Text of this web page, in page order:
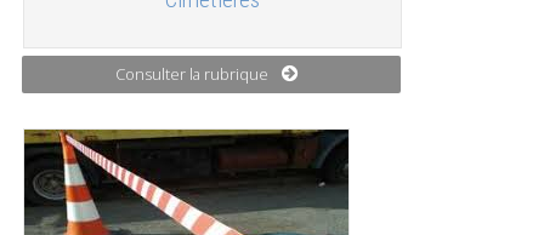
Consulter la rubrique